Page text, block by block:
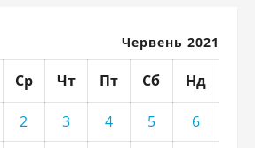
Червень 2021
Ср Чт Пт Сб Нд
2 3 4 5
6